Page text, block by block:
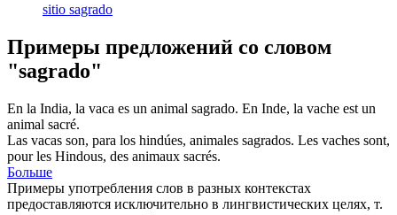
sitio sagrado
Примеры предложений со словом
"sagrado"
En la India, la vaca es un animal sagrado. En Inde, la vache est un
animal sacré.
Las vacas son, para los hindúes, animales sagrados. Les vaches sont,
pour les Hindous, des animaux sacrés.
Больше
Примеры употребления слов в разных контекстах
предоставляются исключительно в лингвистических целях, т.